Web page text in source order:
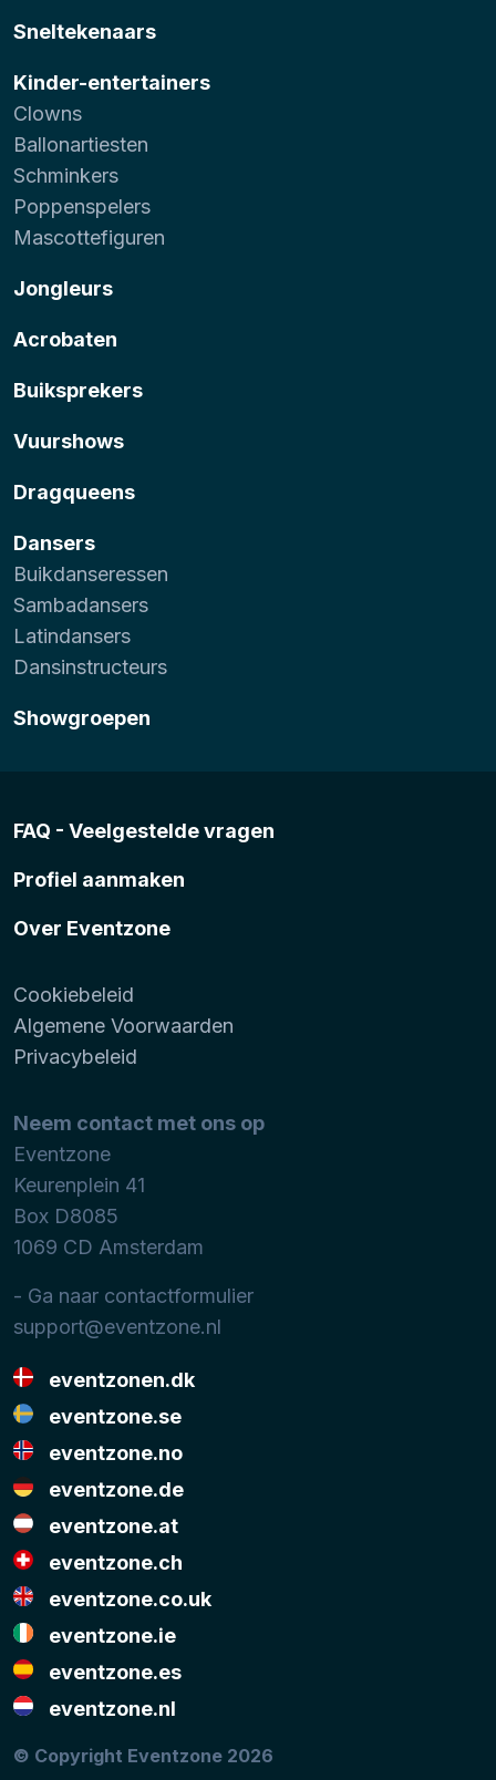
Sneltekenaars
Kinder-entertainers
Clowns
Ballonartiesten
Schminkers
Poppenspelers
Mascottefiguren
Jongleurs
Acrobaten
Buiksprekers
Vuurshows
Dragqueens
Dansers
Buikdanseressen
Sambadansers
Latindansers
Dansinstructeurs
Showgroepen
FAQ - Veelgestelde vragen
Profiel aanmaken
Over Eventzone
Cookiebeleid
Algemene Voorwaarden
Privacybeleid
Neem contact met ons op
Eventzone
Keurenplein 41
Box D8085
1069 CD Amsterdam
- Ga naar contactformulier
support@eventzone.nl
eventzonen.dk
eventzone.se
eventzone.no
eventzone.de
eventzone.at
eventzone.ch
eventzone.co.uk
eventzone.ie
eventzone.es
eventzone.nl
© Copyright Eventzone 2026